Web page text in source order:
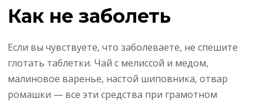
Как не заболеть
Если вы чувствуете, что заболеваете, не спешите
глотать таблетки. Чай с мелиссой и медом,
малиновое варенье, настой шиповника, отвар
ромашки — все эти средства при грамотном